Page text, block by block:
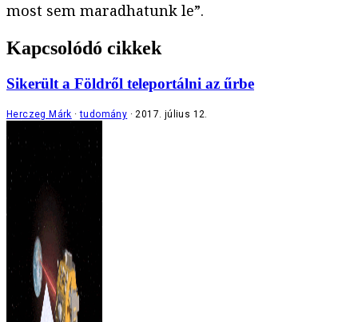
most sem maradhatunk le”.
Kapcsolódó cikkek
Sikerült a Földről teleportálni az űrbe
Herczeg Márk tudomány 2017. július 12.